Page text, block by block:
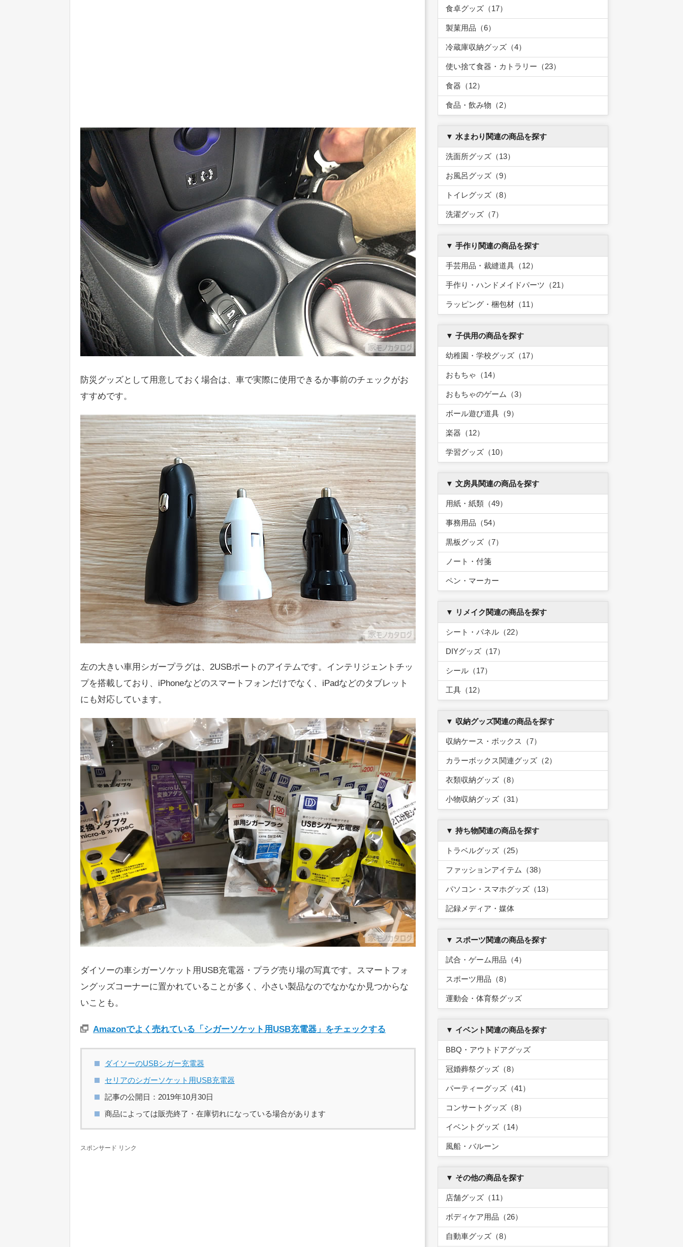
防災グッズとして用意しておく場合は、車で実際に使用できるか事前のチェックがお
すすめです。
左の大きい車用シガープラグは、2USBポートのアイテムです。インテリジェントチッ
プを搭載しており、iPhoneなどのスマートフォンだけでなく、iPadなどのタブレット
にも対応しています。
ダイソーの車シガーソケット用USB充電器・プラグ売り場の写真です。スマートフォ
ングッズコーナーに置かれていることが多く、小さい製品なのでなかなか見つからな
いことも。
Amazonでよく売れている「シガーソケット用USB充電器」をチェックする
ダイソーのUSBシガー充電器
セリアのシガーソケット用USB充電器
記事の公開日：2019年10月30日
商品によっては販売終了・在庫切れになっている場合があります
スポンサード リンク
食卓グッズ（17）
製菓用品（6）
冷蔵庫収納グッズ（4）
使い捨て食器・カトラリー（23）
食器（12）
食品・飲み物（2）
▼ 水まわり関連の商品を探す
洗面所グッズ（13）
お風呂グッズ（9）
トイレグッズ（8）
洗濯グッズ（7）
▼ 手作り関連の商品を探す
手芸用品・裁縫道具（12）
手作り・ハンドメイドパーツ（21）
ラッピング・梱包材（11）
▼ 子供用の商品を探す
幼稚園・学校グッズ（17）
おもちゃ（14）
おもちゃのゲーム（3）
ボール遊び道具（9）
楽器（12）
学習グッズ（10）
▼ 文房具関連の商品を探す
用紙・紙類（49）
事務用品（54）
黒板グッズ（7）
ノート・付箋
ペン・マーカー
▼ リメイク関連の商品を探す
シート・パネル（22）
DIYグッズ（17）
シール（17）
工具（12）
▼ 収納グッズ関連の商品を探す
収納ケース・ボックス（7）
カラーボックス関連グッズ（2）
衣類収納グッズ（8）
小物収納グッズ（31）
▼ 持ち物関連の商品を探す
トラベルグッズ（25）
ファッションアイテム（38）
パソコン・スマホグッズ（13）
記録メディア・媒体
▼ スポーツ関連の商品を探す
試合・ゲーム用品（4）
スポーツ用品（8）
運動会・体育祭グッズ
▼ イベント関連の商品を探す
BBQ・アウトドアグッズ
冠婚葬祭グッズ（8）
パーティーグッズ（41）
コンサートグッズ（8）
イベントグッズ（14）
風船・バルーン
▼ その他の商品を探す
店舗グッズ（11）
ボディケア用品（26）
自動車グッズ（8）